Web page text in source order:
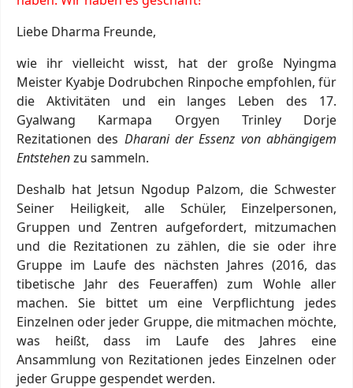
Liebe Dharma Freunde,
wie ihr vielleicht wisst, hat der große Nyingma
Meister Kyabje Dodrubchen Rinpoche empfohlen, für
die Aktivitäten und ein langes Leben des 17.
Gyalwang Karmapa Orgyen Trinley Dorje
Rezitationen des Dharani der Essenz von abhängigem
Entstehenzu sammeln.
Deshalb hat Jetsun Ngodup Palzom, die Schwester
Seiner Heiligkeit, alle Schüler, Einzelpersonen,
Gruppen und Zentren aufgefordert, mitzumachen
und die Rezitationen zu zählen, die sie oder ihre
Gruppe im Laufe des nächsten Jahres (2016, das
tibetische Jahr des Feueraffen) zum Wohle aller
machen. Sie bittet um eine Verpflichtung jedes
Einzelnen oder jeder Gruppe, die mitmachen möchte,
was heißt, dass im Laufe des Jahres eine
Ansammlung von Rezitationen jedes Einzelnen oder
jeder Gruppe gespendet werden.